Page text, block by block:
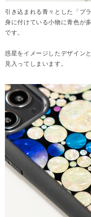
引き込まれる青々とした「プ
身に付けている小物に青色が
です。
惑星をイメージしたデザイン
見入ってしまいます。